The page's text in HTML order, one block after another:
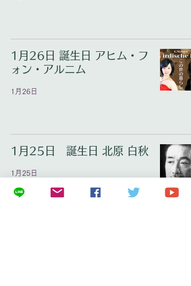
1月26日 誕生日 アヒム・フ
ォン・アルニム
1月26日
1月25日 誕生日 北原 白秋
1月25日